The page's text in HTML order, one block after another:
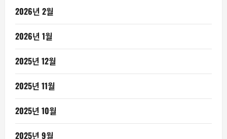
2026년 2월
2026년 1월
2025년 12월
2025년 11월
2025년 10월
2025년 9월